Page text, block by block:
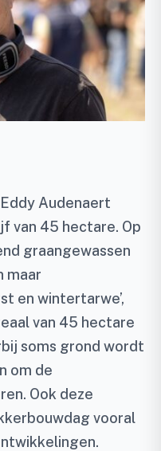
Audenaert
van 45 hectare. Op
graangewassen
maar
en wintertarwe’,
van 45 hectare
soms grond wordt
om de
Ook deze
vooral